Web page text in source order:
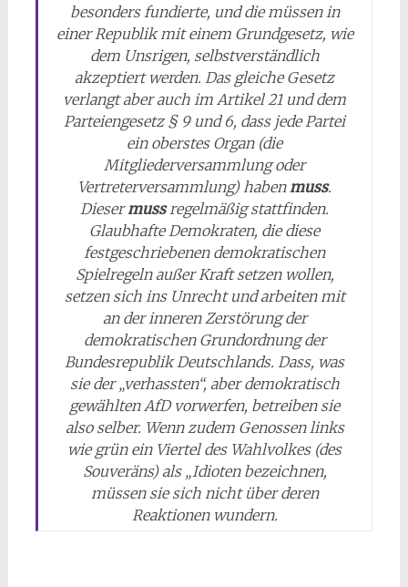
besonders fundierte, und die müssen in
einer Republik mit einem Grundgesetz, wie
dem Unsrigen, selbstverständlich
akzeptiert werden. Das gleiche Gesetz
verlangt aber auch im Artikel 21 und dem
Parteiengesetz § 9 und 6, dass jede Partei
ein oberstes Organ (die
Mitgliederversammlung oder
Vertreterversammlung) haben muss.
Diesermuss regelmäßig stattfinden.
Glaubhafte Demokraten, die diese
festgeschriebenen demokratischen
Spielregeln außer Kraft setzen wollen,
setzen sich ins Unrecht und arbeiten mit
an der inneren Zerstörung der
demokratischen Grundordnung der
Bundesrepublik Deutschlands. Dass, was
sie der „verhassten“, aber demokratisch
gewählten AfD vorwerfen, betreiben sie
also selber. Wenn zudem Genossen links
wie grün ein Viertel des Wahlvolkes (des
Souveräns) als „Idioten bezeichnen,
müssen sie sich nicht über deren
Reaktionen wundern.